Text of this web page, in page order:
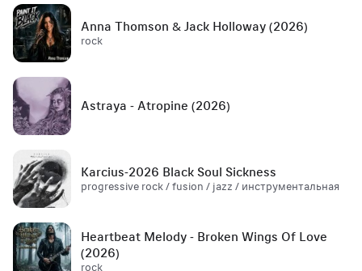
Anna Thomson & Jack Holloway (2026)
rock
Astraya - Atropine (2026)
Karcius-2026 Black Soul Sickness
progressive rock / fusion / jazz / инструментальная
Heartbeat Melody - Broken Wings Of Love
(2026)
rock